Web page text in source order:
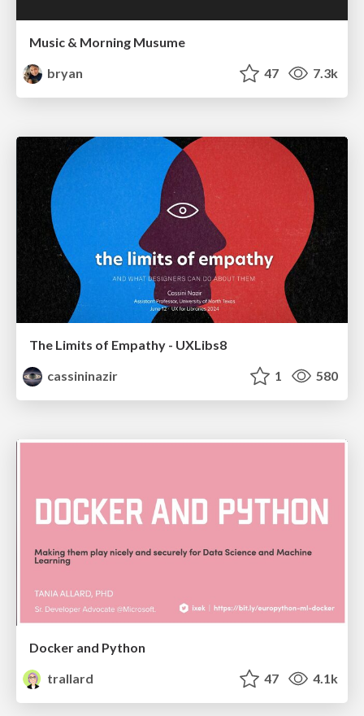
Music & Morning Musume
bryan
47 7.3k
The Limits of Empathy - UXLibs8
cassininazir
1 580
Docker and Python
trallard
47 4.1k